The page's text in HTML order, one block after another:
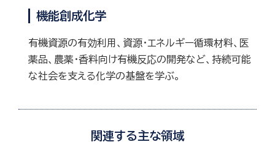
機能創成化学
有機資源の有効利用、資源・エネルギー循環材料、医
薬品、農薬・香料向け有機反応の開発など、持続可能
な社会を支える化学の基盤を学ぶ。
関連する主な領域